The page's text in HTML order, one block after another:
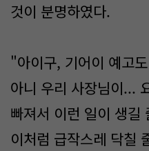
것이 분명하였다.
"아이구, 기어이 예고
아니 우리 사장님이...
빠져서 이런 일이 생길
이처럼 급작스레 닥칠